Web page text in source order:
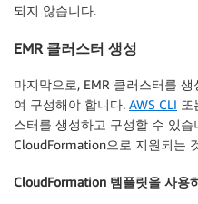
되지 않습니다.
EMR 클러스터 생성
마지막으로, EMR 클러스터를
여 구성해야 합니다. AWS CLI 또
스터를 생성하고 구성할 수 있
CloudFormation으로 지원되는
CloudFormation 템플릿을 사용